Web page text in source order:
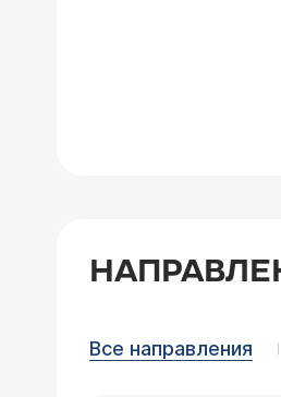
Все направления